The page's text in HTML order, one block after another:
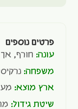
פרטים נוספים
עונה: חורף,
משפחה:
ארץ מוצא:
שיטת גידול: